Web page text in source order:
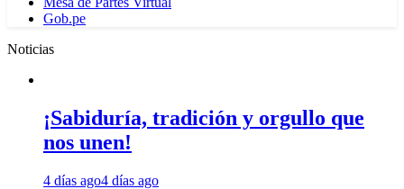
Gob.pe
Noticias
¡Sabiduría, tradición y orgullo que
nos unen!
4 días ago4 días ago